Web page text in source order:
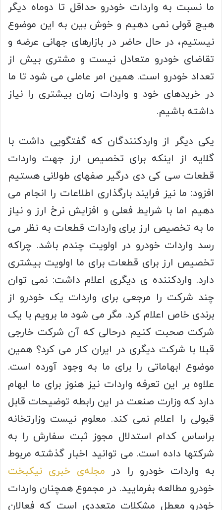
ما نسبت به واردات خودرو حداقل تا دوماه دیگر
هیچ قولی نمی دهیم و خوش بین به این موضوع
نیستیم، در حال حاضر در بازارهای جهانی عرضه و
تقاضای خودرو متعادل نیست و مشتری بیش از
تعداد خودرو است. همین امر عاملی می شود تا ما
در خریدهای خود و واردات زمان بیشتری را نیاز
داشته باشیم.
یکی دیگر از واردکنندگان که گفتگویی داشت با
گلایه از اینکه برای تخصیص ارز جهت واردات
قطعات سی کی دی درگیر صفهای طولانی هستیم
افزود: ما نیز فرایند بارگذاری اطلاعات را انجام می
دهیم اما با شرایط فعلی و افزایش نرخ ارز و نیاز
ما به تخصیص ارز برای واردات قطعات به نظر می
رسد واردات خودرو در اولویت چندم باشد. چراکه
تخصیص ارز برای قطعات برای ما اولویت بیشتری
دارد. واردکننده ی دیگری اعلام داشت: نمی توان
چند شرکت را مرجعی برای واردات یک خودرو از
برندی خاص اعلام کرد. مگر می شود ما برویم با یک
شرکت صحبت کنیم درحالی که آن شرکت خارجی
قبلا با شرکت دیگری در ایران کار می کرد؟ همین
موضوع ابهاماتی را برای ما به وجود آورده است.
علاوه بر این تعرفه واردات نیز هنوز برای ما ابهام
دارد که وزارت صنعت در این رابطه توضیحات قابل
قبولی را اعلام نمی کند. معلوم نیست وزارتخانه
براساس کدام استدلال مجوز ثبت سفارش را به
شرکتها داده است. می توانید اخبار گذشته مربوط
به واردات خودرو را در مجله‌ی خبری نیکبخت
خودرو مطالعه بفرمایید. در مجموع همچنان واردات
خودرو معطل مشکلات متعددی است که فعالان